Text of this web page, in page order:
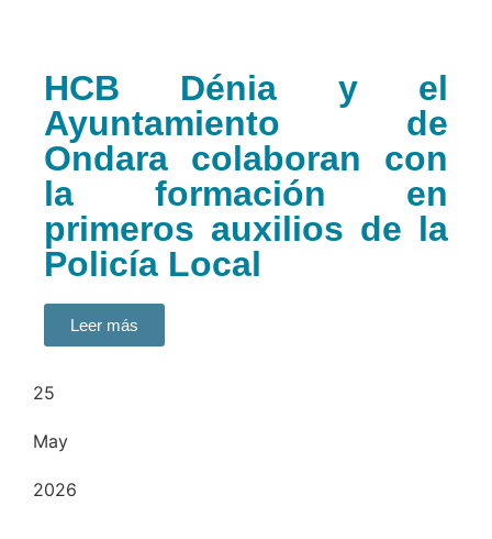
HCB Dénia y el
Ayuntamiento de
Ondara colaboran con
la formación en
primeros auxilios de la
Policía Local
Leer más
25
May
2026